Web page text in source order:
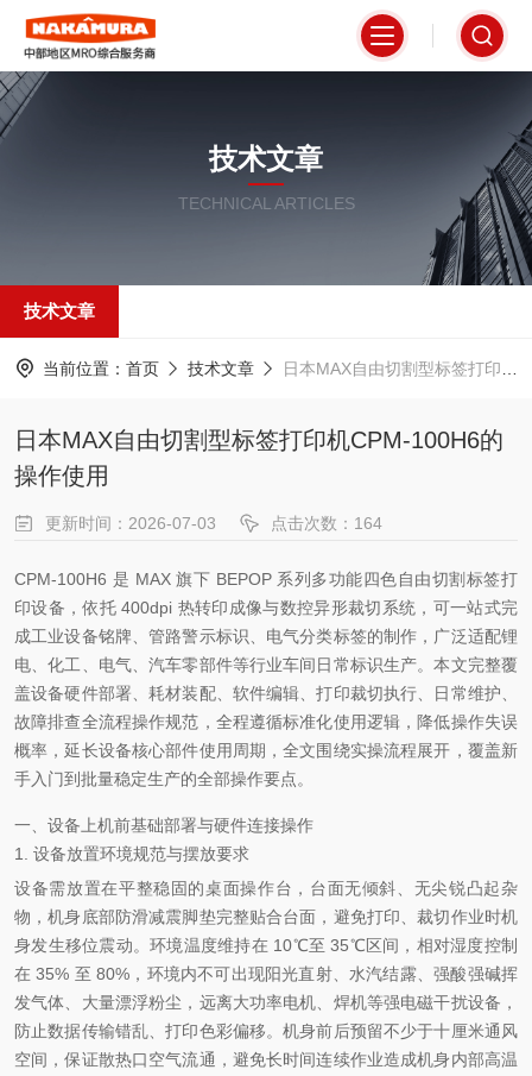
技术文章
TECHNICAL ARTICLES
技术文章
当前位置： 首页 技术文章 日本MAX自由切割型标签打印机CPM-100H6的操作使用
日本MAX自由切割型标签打印机CPM-100H6的
操作使用
更新时间：2026-07-03 点击次数：164
CPM-100H6 是 MAX 旗下 BEPOP 系列多功能四色自由切割标签打
印设备，依托 400dpi 热转印成像与数控异形裁切系统，可一站式完
成工业设备铭牌、管路警示标识、电气分类标签的制作，广泛适配锂
电、化工、电气、汽车零部件等行业车间日常标识生产。本文完整覆
盖设备硬件部署、耗材装配、软件编辑、打印裁切执行、日常维护、
故障排查全流程操作规范，全程遵循标准化使用逻辑，降低操作失误
概率，延长设备核心部件使用周期，全文围绕实操流程展开，覆盖新
手入门到批量稳定生产的全部操作要点。
一、设备上机前基础部署与硬件连接操作
1. 设备放置环境规范与摆放要求
设备需放置在平整稳固的桌面操作台，台面无倾斜、无尖锐凸起杂
物，机身底部防滑减震脚垫完整贴合台面，避免打印、裁切作业时机
身发生移位震动。环境温度维持在 10℃至 35℃区间，相对湿度控制
在 35% 至 80%，环境内不可出现阳光直射、水汽结露、强酸强碱挥
发气体、大量漂浮粉尘，远离大功率电机、焊机等强电磁干扰设备，
防止数据传输错乱、打印色彩偏移。机身前后预留不少于十厘米通风
空间，保证散热口空气流通，避免长时间连续作业造成机身内部高温